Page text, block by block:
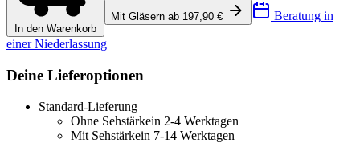
In den Warenkorb
Mit Gläsern ab 197,90 € Beratung in
einer Niederlassung
Deine Lieferoptionen
Standard-Lieferung
Ohne Sehstärkein 2-4 Werktagen
Mit Sehstärkein 7-14 Werktagen